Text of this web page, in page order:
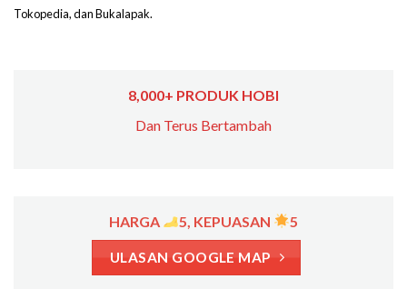
Tokopedia, dan Bukalapak.
8,000+ PRODUK HOBI
Dan Terus Bertambah
HARGA 5, KEPUASAN 5
ULASAN GOOGLE MAP